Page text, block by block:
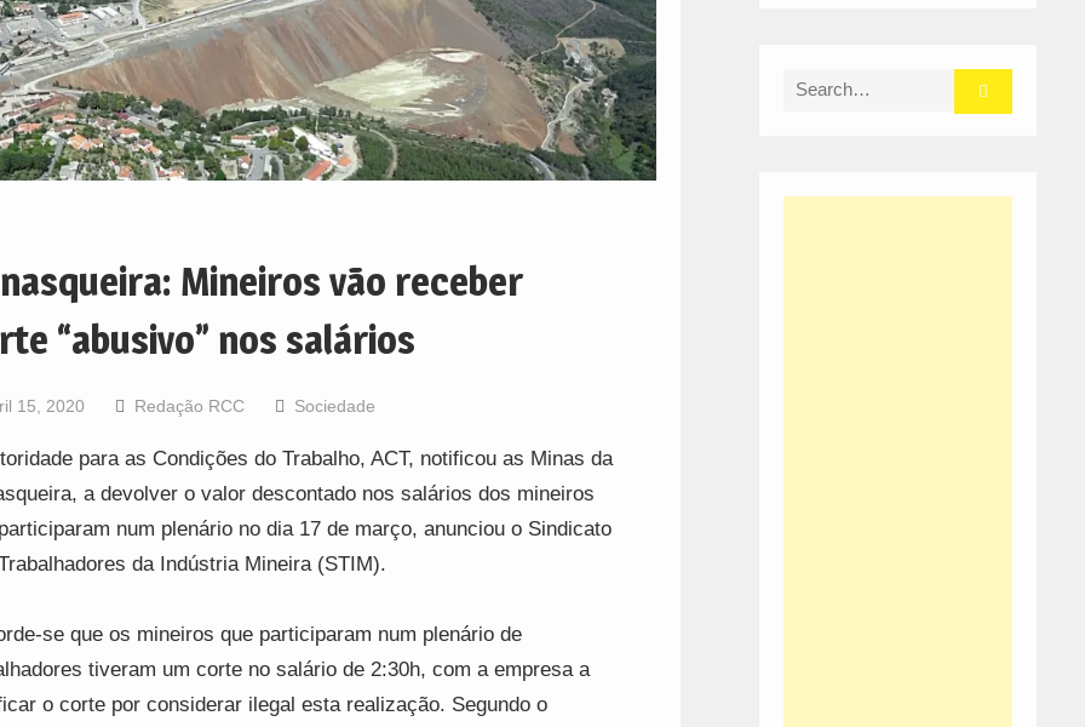
Mineiros vão receber
“abusivo” nos salários
15, 2020 Redação RCC Sociedade
para as Condições do Trabalho, ACT, notificou as Minas da
a devolver o valor descontado nos salários dos mineiros
num plenário no dia 17 de março, anunciou o Sindicato
da Indústria Mineira (STIM).
se que os mineiros que participaram num plenário de
tiveram um corte no salário de 2:30h, com a empresa a
o corte por considerar ilegal esta realização. Segundo o
Search